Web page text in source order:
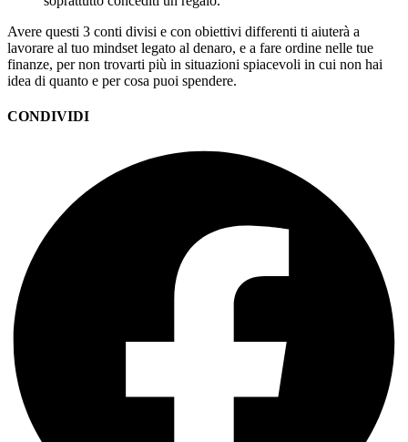
Avere questi 3 conti divisi e con obiettivi differenti ti aiuterà a
lavorare al tuo mindset legato al denaro, e a fare ordine nelle tue
finanze, per non trovarti più in situazioni spiacevoli in cui non hai
idea di quanto e per cosa puoi spendere.
CONDIVIDI